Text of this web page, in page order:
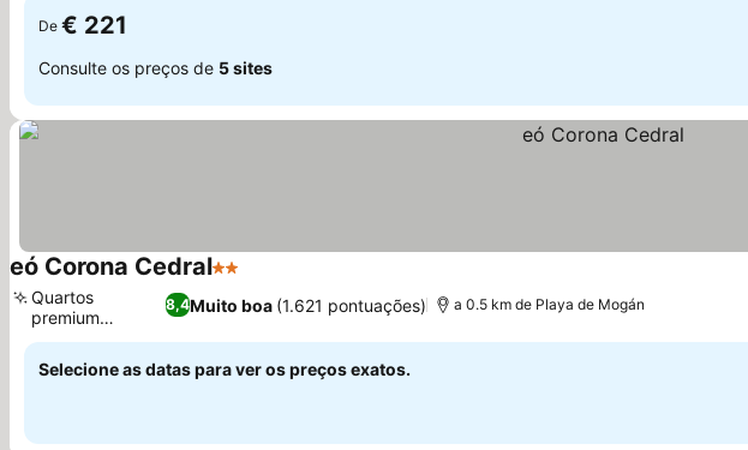
De € 221
Consulte os preços de 5 sites
eó Corona Cedral2 Estrelas
8,4Muito boa (1.621 pontuações)
Quartos
premium
renovados
a 0.5 km de Playa de Mogán
Selecione as datas para ver os preços exatos.